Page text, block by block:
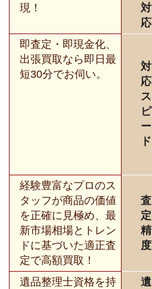
現！
対
応
即査定・即現金化、
出張買取なら即日最
短30分でお伺い。
対
応
ス
ピ
ー
ド
経験豊富なプロのス
タッフが商品の価値
を正確に見極め、最
新市場相場とトレン
ドに基づいた適正査
定で高額買取！
査
定
精
度
遺品整理士資格を持
遺